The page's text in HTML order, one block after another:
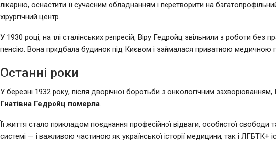
лікарню, оснастити її сучасним обладнанням і перетворити на
хірургічний центр.
У 1930 році, на тлі сталінських репресій, Віру Гедройц звільнили з роботи без
пенсію. Вона придбала будинок під Києвом і займалася приватною медичною
Останні роки
У березні 1932 року, після дворічної боротьби з онкологічним захворюванням,
Гнатівна Гедройц померла.
Її життя стало прикладом поєднання професійної відваги, особистої свободи
системі — і важливою частиною як української історії медицини, так і ЛГБТК+